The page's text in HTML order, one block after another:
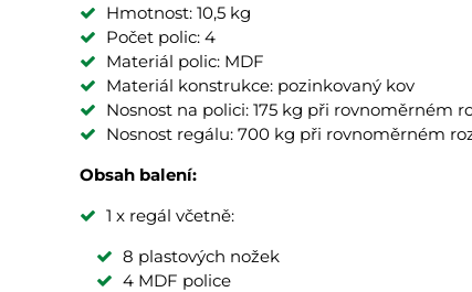
Hmotnost: 10,5 kg
Počet polic: 4
Materiál polic: MDF
Materiál konstrukce: pozinkovaný kov
Nosnost na polici: 175 kg při rovnoměrném
Nosnost regálu: 700 kg při rovnoměrném
Obsah balení:
1 x regál včetně:
8 plastových nožek
4 MDF police